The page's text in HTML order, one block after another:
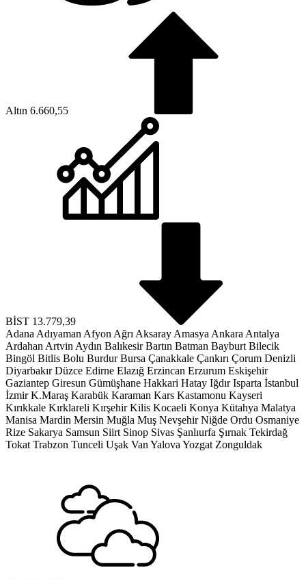
Altın 6.660,55
BİST 13.779,39
Adana Adıyaman Afyon Ağrı Aksaray Amasya Ankara Antalya
Ardahan Artvin Aydın Balıkesir Bartın Batman Bayburt Bilecik
Bingöl Bitlis Bolu Burdur Bursa Çanakkale Çankırı Çorum Denizli
Diyarbakır Düzce Edirne Elazığ Erzincan Erzurum Eskişehir
Gaziantep Giresun Gümüşhane Hakkari Hatay Iğdır Isparta İstanbul
İzmir K.Maraş Karabük Karaman Kars Kastamonu Kayseri
Kırıkkale Kırklareli Kırşehir Kilis Kocaeli Konya Kütahya Malatya
Manisa Mardin Mersin Muğla Muş Nevşehir Niğde Ordu Osmaniye
Rize Sakarya Samsun Siirt Sinop Sivas Şanlıurfa Şırnak Tekirdağ
Tokat Trabzon Tunceli Uşak Van Yalova Yozgat Zonguldak